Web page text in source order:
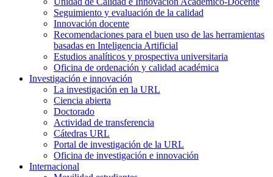
Seguimiento y evaluación de la calidad
Innovación docente
Recomendaciones para el buen uso de las herramientas
basadas en Inteligencia Artificial
Estudios analíticos y prospectiva universitaria
Oficina de ordenación y calidad académica
Investigación e innovación
La investigación en la URL
Ciencia abierta
Doctorado
Actividad de transferencia
Cátedras URL
Portal de investigación de la URL
Oficina de investigación e innovación
Internacional